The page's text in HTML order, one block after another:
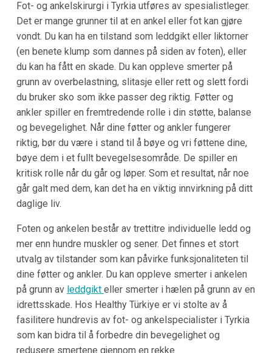
Fot- og ankelskirurgi i Tyrkia utføres av spesialistleger.
Det er mange grunner til at en ankel eller fot kan gjøre
vondt. Du kan ha en tilstand som leddgikt eller liktorner
(en benete klump som dannes på siden av foten), eller
du kan ha fått en skade. Du kan oppleve smerter på
grunn av overbelastning, slitasje eller rett og slett fordi
du bruker sko som ikke passer deg riktig. Føtter og
ankler spiller en fremtredende rolle i din støtte, balanse
og bevegelighet. Når dine føtter og ankler fungerer
riktig, bør du være i stand til å bøye og vri føttene dine,
bøye dem i et fullt bevegelsesområde. De spiller en
kritisk rolle når du går og løper. Som et resultat, når noe
går galt med dem, kan det ha en viktig innvirkning på ditt
daglige liv.
Foten og ankelen består av trettitre individuelle ledd og
mer enn hundre muskler og sener. Det finnes et stort
utvalg av tilstander som kan påvirke funksjonaliteten til
dine føtter og ankler. Du kan oppleve smerter i ankelen
på grunn av leddgikt eller smerter i hælen på grunn av en
idrettsskade. Hos Healthy Türkiye er vi stolte av å
fasilitere hundrevis av fot- og ankelspecialister i Tyrkia
som kan bidra til å forbedre din bevegelighet og
redusere smertene gjennom en rekke